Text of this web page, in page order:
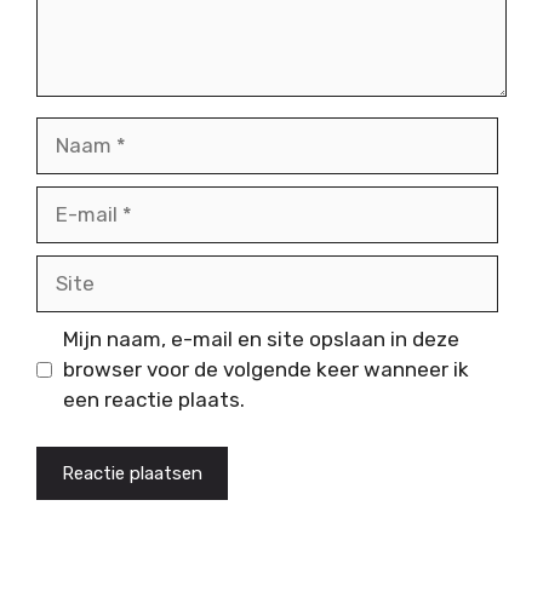
Mijn naam, e-mail en site opslaan in deze
browser voor de volgende keer wanneer ik
een reactie plaats.